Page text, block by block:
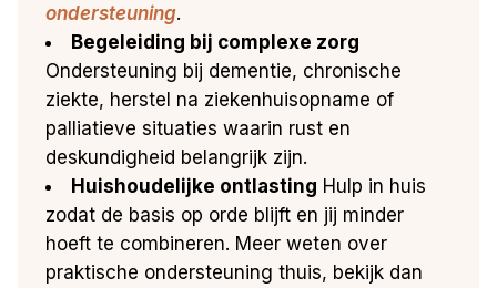
ondersteuning.
Begeleiding bij complexe zorg
Ondersteuning bij dementie, chronische
ziekte, herstel na ziekenhuisopname of
palliatieve situaties waarin rust en
deskundigheid belangrijk zijn.
Huishoudelijke ontlasting Hulp in huis
zodat de basis op orde blijft en jij minder
hoeft te combineren. Meer weten over
praktische ondersteuning thuis, bekijk dan